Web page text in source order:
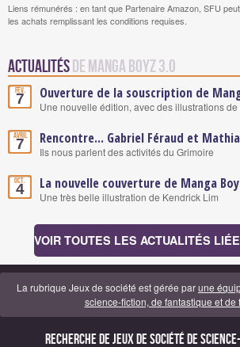
Liens rémunérés : en tant que Partenaire Amazon, SFU
les achats remplissant les conditions requises.
Actualités de Manga Boyz 3.0
Fév.
7 Ouverture de la souscription de
Une nouvelle édition, avec des illustrations de
Avril
7 Rencontre... Gabriel Féraud et
Ils nous parlent des activités du Grimoire
Oct.
4 La nouvelle couverture de Manga
Une très belle illustration de Kendrick Lim
VOIR TOUTES LES ACTUALITÉS
La rubrique Jeux de société est gérée parune
science-fiction, de fantastique et de
Recherche de Jeux de société de